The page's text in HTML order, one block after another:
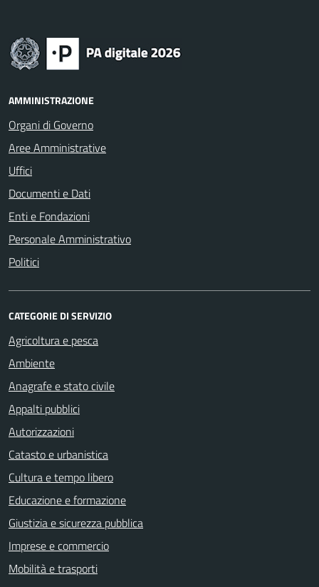
AMMINISTRAZIONE
Organi di Governo
Aree Amministrative
Uffici
Documenti e Dati
Enti e Fondazioni
Personale Amministrativo
Politici
CATEGORIE DI SERVIZIO
Agricoltura e pesca
Ambiente
Anagrafe e stato civile
Appalti pubblici
Autorizzazioni
Catasto e urbanistica
Cultura e tempo libero
Educazione e formazione
Giustizia e sicurezza pubblica
Imprese e commercio
Mobilità e trasporti